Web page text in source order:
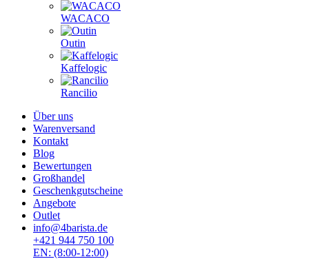
WACACO
Outin
Kaffelogic
Rancilio
Über uns
Warenversand
Kontakt
Blog
Bewertungen
Großhandel
Geschenkgutscheine
Angebote
Outlet
info@4barista.de
+421 944 750 100
EN: (8:00-12:00)